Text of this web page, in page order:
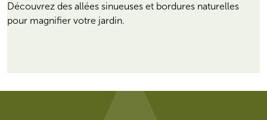
Découvrez des allées sinueuses et bordures naturelles
pour magnifier votre jardin.